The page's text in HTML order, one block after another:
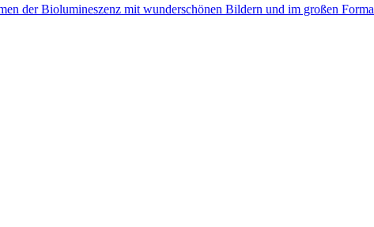
der Biolumineszenz mit wunderschönen Bildern und im großen